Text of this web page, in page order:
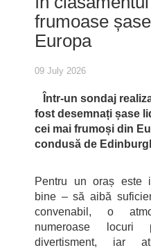
frumoase
Europa
09 July 2026
Într-un sondaj
fost desemnați șase
cei mai frumoși din
condusă de
Pentru un oraș este
bine – să aibă
convenabil, o
numeroase locuri
divertisment, iar